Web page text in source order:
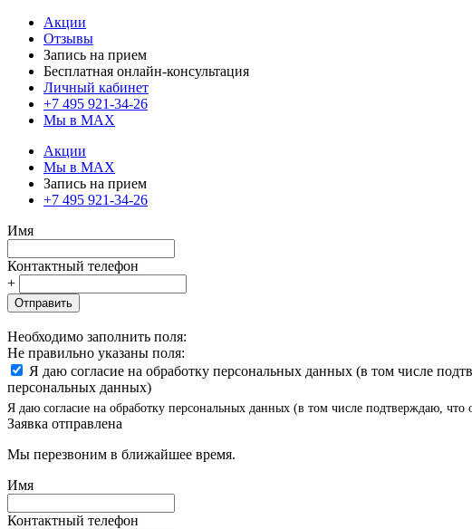
Акции
Отзывы
Запись на прием
Бесплатная онлайн-консультация
Личный кабинет
+7 495 921-34-26
Мы в MAX
Акции
Мы в MAX
Запись на прием
+7 495 921-34-26
Имя
Контактный телефон
+
Отправить
Необходимо заполнить поля:
Не правильно указаны поля:
Я даю согласие на обработку персональных данных (в том числе
персональных данных)
Я даю согласие на обработку персональных данных (в том числе подтверждаю, что
Заявка отправлена
Мы перезвоним в ближайшее время.
Имя
Контактный телефон